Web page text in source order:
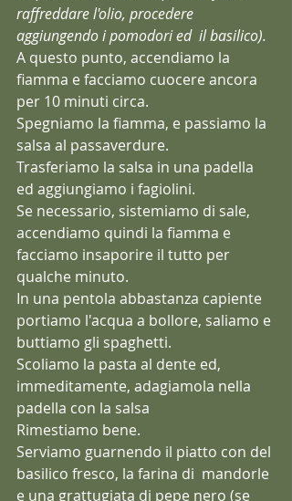
raffreddare l'olio, procedere
aggiungendo i pomodori ed  il basilico).
A questo punto, accendiamo la
fiamma e facciamo cuocere ancora
per 10 minuti circa.
Spegniamo la fiamma, e passiamo la
salsa al passaverdure.
Trasferiamo la salsa in una padella
ed aggiungiamo i fagiolini.
Se necessario, sistemiamo di sale,
accendiamo quindi la fiamma e
facciamo insaporire il tutto per
qualche minuto.
In una pentola abbastanza capiente
portiamo l'acqua a bollore, saliamo e
buttiamo gli spaghetti.
Scoliamo la pasta al dente ed,
immeditamente, adagiamola nella
padella con la salsa
Rimestiamo bene.
Serviamo guarnendo il piatto con del
basilico fresco, la farina di  mandorle
e una grattugiata di pepe nero (se